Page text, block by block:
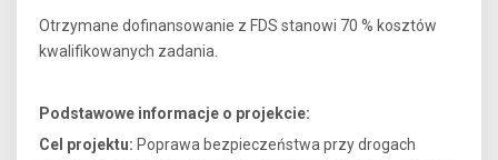
Otrzymane dofinansowanie z FDS stanowi 70 % kosztów
kwalifikowanych zadania.
Podstawowe informacje o projekcie:
Cel projektu: Poprawa bezpieczeństwa przy drogach